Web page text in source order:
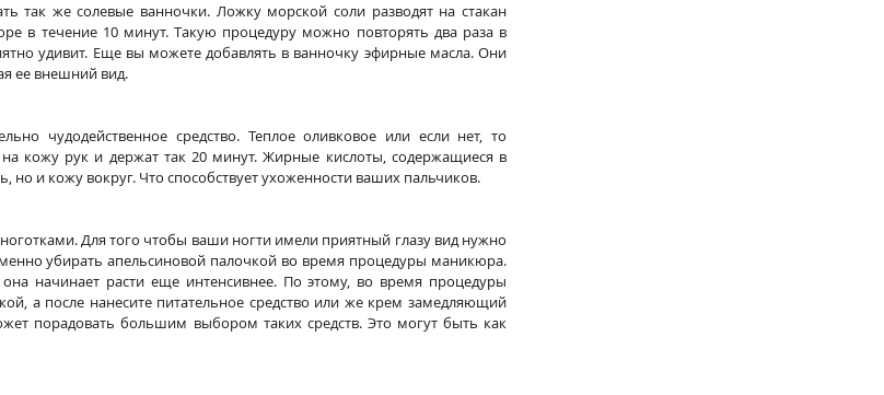
так же солевые ванночки. Ложку морской соли разводят на стакан
в течение 10 минут. Такую процедуру можно повторять два раза в
удивит. Еще вы можете добавлять в ванночку эфирные масла. Они
ее внешний вид.
чудодейственное средство. Теплое оливковое или если нет, то
кожу рук и держат так 20 минут. Жирные кислоты, содержащиеся в
но и кожу вокруг. Что способствует ухоженности ваших пальчиков.
Для того чтобы ваши ногти имели приятный глазу вид нужно
убирать апельсиновой палочкой во время процедуры маникюра.
начинает расти еще интенсивнее. По этому, во время процедуры
а после нанесите питательное средство или же крем замедляющий
порадовать большим выбором таких средств. Это могут быть как